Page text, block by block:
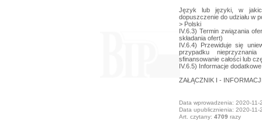
Język lub języki, w
dopuszczenie do udziału w
> Polski
IV.6.3) Termin związania
składania ofert)
IV.6.4) Przewiduje się
przypadku
sfinansowanie całości lub
IV.6.5) Informacje
ZAŁĄCZNIK I -
Data wprowadzenia: 2020-11-
Data upublicznienia: 2020-11-
Art. czytany: 4709 razy